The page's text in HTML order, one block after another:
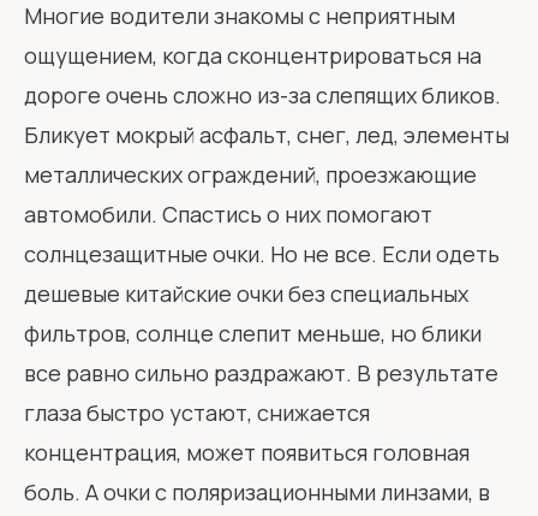
Многие водители знакомы с неприятным
ощущением, когда сконцентрироваться на
дороге очень сложно из-за слепящих бликов.
Бликует мокрый асфальт, снег, лед, элементы
металлических ограждений, проезжающие
автомобили. Спастись о них помогают
солнцезащитные очки. Но не все. Если одеть
дешевые китайские очки без специальных
фильтров, солнце слепит меньше, но блики
все равно сильно раздражают. В результате
глаза быстро устают, снижается
концентрация, может появиться головная
боль. А очки с поляризационными линзами, в